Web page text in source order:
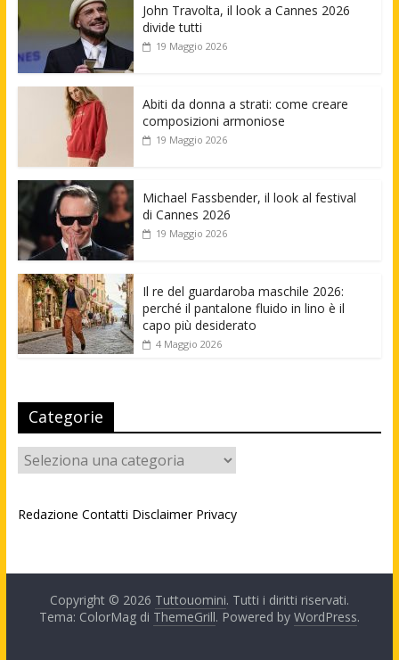
John Travolta, il look a Cannes 2026
divide tutti
19 Maggio 2026
Abiti da donna a strati: come creare
composizioni armoniose
19 Maggio 2026
Michael Fassbender, il look al festival
di Cannes 2026
19 Maggio 2026
Il re del guardaroba maschile 2026:
perché il pantalone fluido in lino è il
capo più desiderato
4 Maggio 2026
Categorie
Categorie
Redazione Contatti Disclaimer Privacy
Copyright © 2026 Tuttouomini. Tutti i diritti riservati.
Tema: ColorMag di ThemeGrill. Powered by WordPress.